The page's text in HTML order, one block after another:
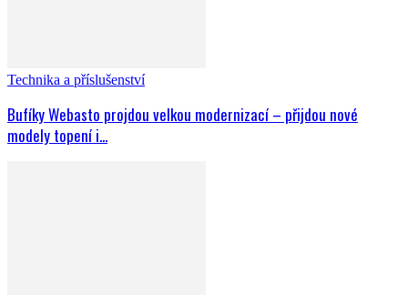
Technika a příslušenství
Bufíky Webasto projdou velkou modernizací – přijdou nové
modely topení i...